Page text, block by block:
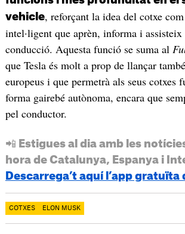
vehicle, reforçant la idea del cotxe
intel·ligent que aprèn, informa i
conducció. Aquesta funció se suma al
que Tesla és molt a prop de llançar
europeus i que permetrà als seus cotxes
forma gairebé autònoma, encara que
pel conductor.
📲 Estigues al dia amb les
hora de Catalunya, Espanya i
Descarrega’t aquí l’app gratuïta
COTXES ELON MUSK